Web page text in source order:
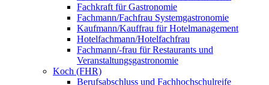
Fachkraft für Gastronomie
Fachmann/Fachfrau Systemgastronomie
Kaufmann/Kauffrau für Hotelmanagement
Hotelfachmann/Hotelfachfrau
Fachmann/-frau für Restaurants und
Veranstaltungsgastronomie
Koch (FHR)
Berufsabschluss und Fachhochschulreife